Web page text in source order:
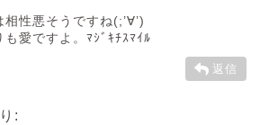
性悪そうですね(;’∀’)
愛ですよ。ﾏｼﾞｷﾁｽﾏｲﾙ
返信
: